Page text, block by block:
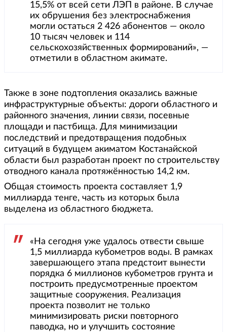
15,5% от всей сети ЛЭП в районе. В случае
их обрушения без электроснабжения
могли остаться 2 426 абонентов — около
10 тысяч человек и 114
сельскохозяйственных формирований», —
отметили в областном акимате.
Также в зоне подтопления оказались важные
инфраструктурные объекты: дороги областного и
районного значения, линии связи, посевные
площади и пастбища. Для минимизации
последствий и предотвращения подобных
ситуаций в будущем акиматом Костанайской
области был разработан проект по строительству
отводного канала протяжённостью 14,2 км.
Общая стоимость проекта составляет 1,9
миллиарда тенге, часть из которых была
выделена из областного бюджета.
«На сегодня уже удалось отвести свыше
1,5 миллиарда кубометров воды. В рамках
завершающего этапа предстоит вынести
порядка 6 миллионов кубометров грунта и
построить предусмотренные проектом
защитные сооружения. Реализация
проекта позволит не только
минимизировать риски повторного
паводка, но и улучшить состояние